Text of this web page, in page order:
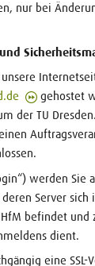
nur bei
gehostet
der TU
werden Sie
Server sich
befindet und
dient.
eine SSL-